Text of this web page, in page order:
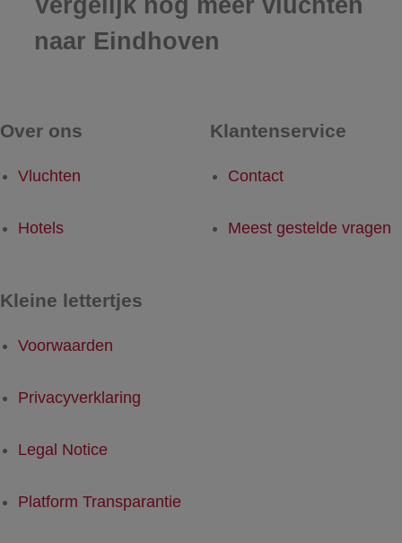
Vergelijk nog meer vluchten
naar Eindhoven
Over ons
Vluchten
Hotels
Klantenservice
Contact
Meest gestelde vragen
Kleine lettertjes
Voorwaarden
Privacyverklaring
Legal Notice
Platform Transparantie